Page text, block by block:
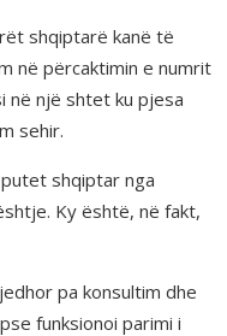
shqiptarë kanë të
në përcaktimin e numrit
një shtet ku pjesa
sehir.
shqiptar nga
Ky është, në fakt,
pa konsultim dhe
funksionoi parimi i